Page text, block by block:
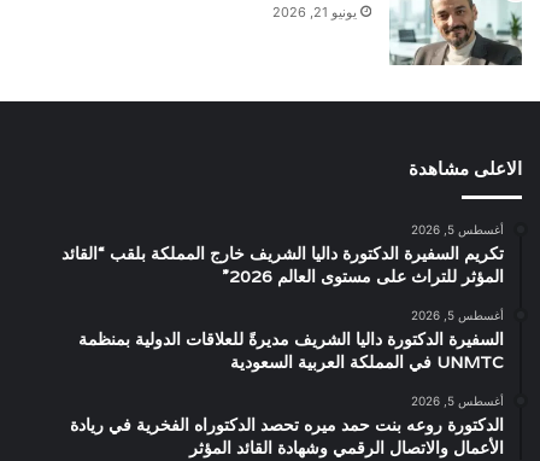
يونيو 21, 2026
الاعلى مشاهدة
أغسطس 5, 2026
تكريم السفيرة الدكتورة داليا الشريف خارج المملكة بلقب “القائد
المؤثر للتراث على مستوى العالم 2026”
أغسطس 5, 2026
السفيرة الدكتورة داليا الشريف مديرةً للعلاقات الدولية بمنظمة
UNMTC في المملكة العربية السعودية
أغسطس 5, 2026
الدكتورة روعه بنت حمد ميره تحصد الدكتوراه الفخرية في ريادة
الأعمال والاتصال الرقمي وشهادة القائد المؤثر